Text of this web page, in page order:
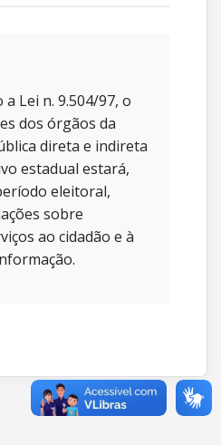
Lei n. 9.504/97, o
dos órgãos da
direta e indireta
estadual estará,
eleitoral,
sobre
ao cidadão e à